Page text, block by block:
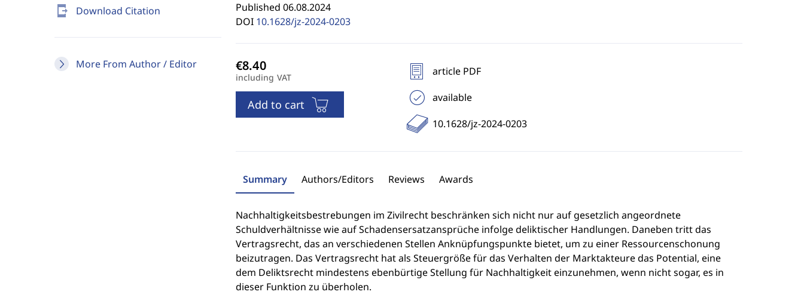
send_to_mobile Download Citation
More From Author / Editor
Published 06.08.2024
DOI 10.1628/jz-2024-0203
including VAT
Add to cart
article PDF
available
10.1628/jz-2024-0203
Summary Authors/Editors Reviews Awards
Nachhaltigkeitsbestrebungen im Zivilrecht beschränken sich nicht nur auf gesetzlich angeordnete
Schuldverhältnisse wie auf Schadensersatzansprüche infolge deliktischer Handlungen. Daneben tritt das
Vertragsrecht, das an verschiedenen Stellen Anknüpfungspunkte bietet, um zu einer Ressourcenschonung
beizutragen. Das Vertragsrecht hat als Steuergröße für das Verhalten der Marktakteure das Potential, eine
dem Deliktsrecht mindestens ebenbürtige Stellung für Nachhaltigkeit einzunehmen, wenn nicht sogar, es in
dieser Funktion zu überholen.